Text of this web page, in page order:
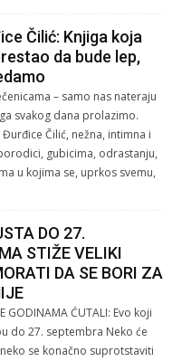
Čilić: Knjiga koja
da bude lep,
– samo nas nateraju
svakog dana prolazimo.
Čilić, nežna, intimna i
gubicima, odrastanju,
u kojima se, uprkos svemu,
DO 27.
STIŽE VELIKI
DA SE BORI ZA
GODINAMA ĆUTALI: Evo koji
do 27. septembra Neko će
se konačno suprotstaviti